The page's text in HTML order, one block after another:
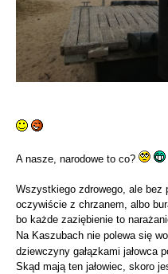
A nasze, narodowe to co?
Wszystkiego zdrowego, ale bez
oczywiście z chrzanem, albo
bo każde zaziębienie to
Na Kaszubach nie polewa się
dziewczyny gałązkami jałowca
Skąd mają ten jałowiec, skoro